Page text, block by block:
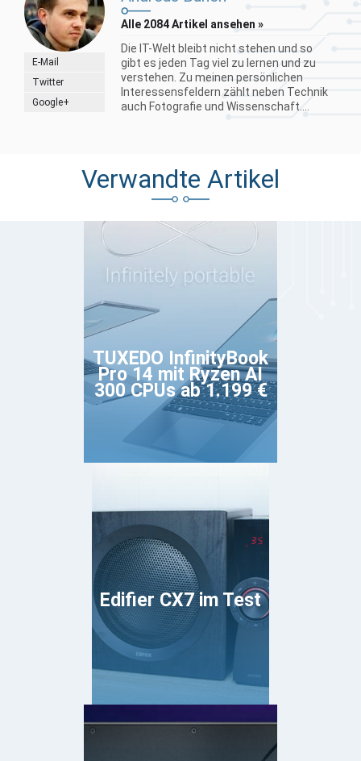
E-Mail
Twitter
Google+
Alle 2084 Artikel ansehen »
Die IT-Welt bleibt nicht stehen und so
gibt es jeden Tag viel zu lernen und zu
verstehen. Zu meinen persönlichen
Interessensfeldern zählt neben Technik
auch Fotografie und Wissenschaft....
Verwandte Artikel
TUXEDO InfinityBook
Pro 14 mit Ryzen AI
300 CPUs ab 1.199 €
Edifier CX7 im Test